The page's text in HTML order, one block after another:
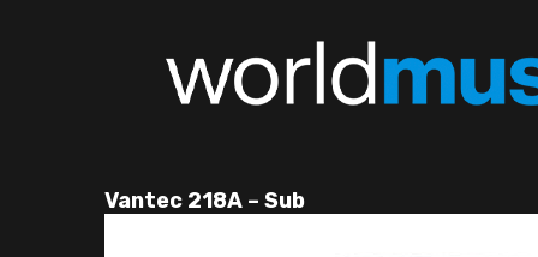
Vantec 218A – Sub